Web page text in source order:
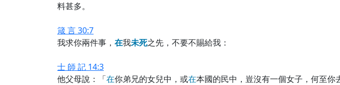
料甚多。
箴 言 30:7
我求你兩件事， 在我未死之先，不要不賜給我：
士 師 記 14:3
他父母說：「在你弟兄的女兒中，或在本國的民中，豈沒有一個女子，何至你